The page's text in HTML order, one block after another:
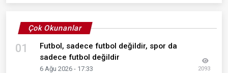
Çok Okunanlar
01
Futbol, sadece futbol değildir, spor da
sadece futbol değildir
6 Ağu 2026 - 17:33 2093